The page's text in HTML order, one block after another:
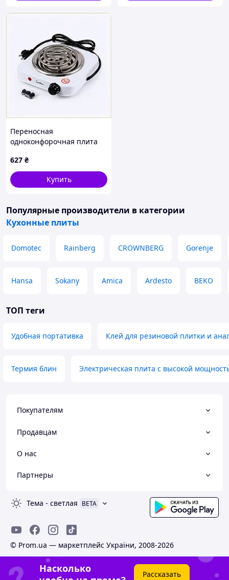
Переносная
одноконфорочная плита
627 ₴
Купить
Популярные производители в категории
Кухонные плиты
Domotec Rainberg CROWNBERG Gorenje
Hansa Sokany Amica Ardesto BEKO
ТОП теги
Удобная портативка Клей для резиновой плитки и
Термия блин Электрическая плита с высокой
Покупателям
Продавцам
О нас
Партнеры
Тема - светлая BETA
© Prom.ua — маркетплейс України, 2008-2026
Насколько
Рассказать